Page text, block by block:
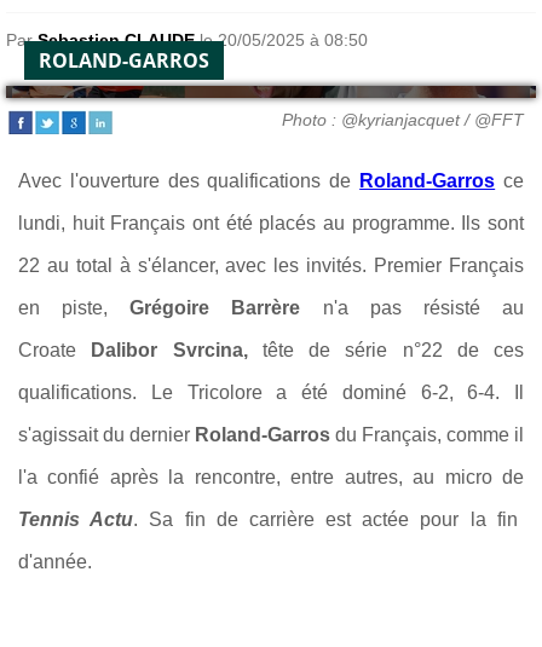
ParSebastien CLAUDEle 20/05/2025 à 08:50
ROLAND-GARROS
Photo : @kyrianjacquet / @FFT
Avec l'ouverture des qualifications de Roland-Garros ce
lundi, huit Français ont été placés au programme. Ils sont
22 au total à s'élancer, avec les invités. Premier Français
en piste,Grégoire Barrère n'a pas résisté au
Croate Dalibor Svrcina, tête de série n°22 de ces
qualifications. Le Tricolore a été dominé 6-2, 6-4. Il
s'agissait du dernier Roland-Garros du Français, comme il
l'a confié après la rencontre, entre autres, au micro de
Tennis Actu. Sa fin de carrière est actée pour la fin
d'année.